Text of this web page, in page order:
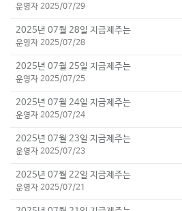
운영자 2025/07/29
2025년 07월 28일 지금제주는
운영자 2025/07/28
2025년 07월 25일 지금제주는
운영자 2025/07/25
2025년 07월 24일 지금제주는
운영자 2025/07/24
2025년 07월 23일 지금제주는
운영자 2025/07/23
2025년 07월 22일 지금제주는
운영자 2025/07/21